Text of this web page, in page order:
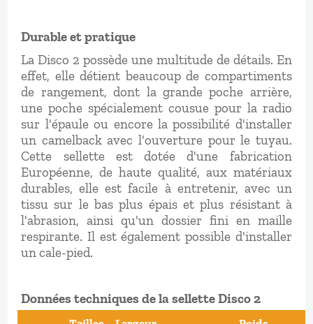
Durable et pratique
La Disco 2 possède une multitude de détails. En
effet, elle détient beaucoup de compartiments
de rangement, dont la grande poche arrière,
une poche spécialement cousue pour la radio
sur l'épaule ou encore la possibilité d'installer
un camelback avec l'ouverture pour le tuyau.
Cette sellette est dotée d'une fabrication
Européenne, de haute qualité, aux matériaux
durables, elle est facile à entretenir, avec un
tissu sur le bas plus épais et plus résistant à
l'abrasion, ainsi qu'un dossier fini en maille
respirante. Il est également possible d'installer
un cale-pied.
Données techniques de la sellette Disco 2